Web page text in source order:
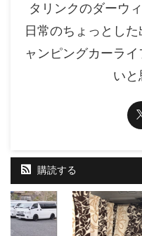
タリンクのダーウ
日常のちょっとし
ャンピングカーラ
いと
購読する